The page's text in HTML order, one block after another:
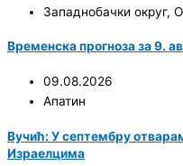
Западнобачки округ,
Временска прогноза за 9.
09.08.2026
Апатин
Вучић: У септембру
Израелцима